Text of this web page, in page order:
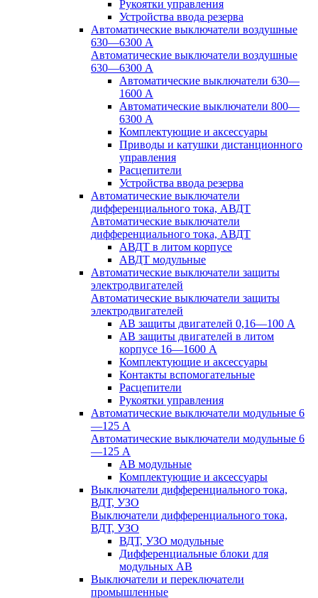
Рукоятки управления
Устройства ввода резерва
Автоматические выключатели воздушные
630—6300 А
Автоматические выключатели воздушные
630—6300 А
Автоматические выключатели 630—
1600 А
Автоматические выключатели 800—
6300 А
Комплектующие и аксессуары
Приводы и катушки дистанционного
управления
Расцепители
Устройства ввода резерва
Автоматические выключатели
дифференциального тока, АВДТ
Автоматические выключатели
дифференциального тока, АВДТ
АВДТ в литом корпусе
АВДТ модульные
Автоматические выключатели защиты
электродвигателей
Автоматические выключатели защиты
электродвигателей
АВ защиты двигателей 0,16—100 А
АВ защиты двигателей в литом
корпусе 16—1600 А
Комплектующие и аксессуары
Контакты вспомогательные
Расцепители
Рукоятки управления
Автоматические выключатели модульные 6
—125 А
Автоматические выключатели модульные 6
—125 А
АВ модульные
Комплектующие и аксессуары
Выключатели дифференциального тока,
ВДТ, УЗО
Выключатели дифференциального тока,
ВДТ, УЗО
ВДТ, УЗО модульные
Дифференциальные блоки для
модульных АВ
Выключатели и переключатели
промышленные